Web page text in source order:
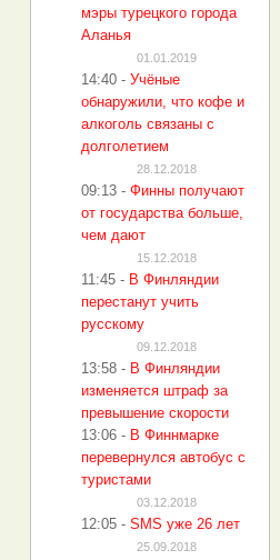
мэры турецкого города
Аланья
01.01.2019
14:40 - Учёные
обнаружили, что кофе и
алкоголь связаны с
долголетием
28.12.2018
09:13 - Финны получают
от государства больше,
чем дают
15.12.2018
11:45 - В Финляндии
перестанут учить
русскому
09.12.2018
13:58 - В Финляндии
изменяется штраф за
превышение скорости
13:06 - В Финнмарке
перевернулся автобус с
туристами
03.12.2018
12:05 - SMS уже 26 лет
25.09.2018